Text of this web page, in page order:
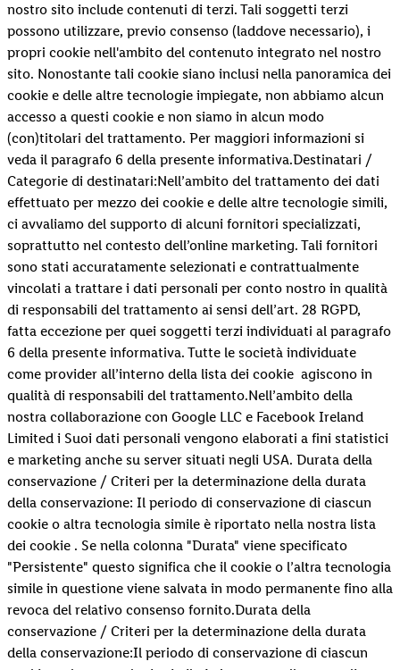
nostro sito include contenuti di terzi. Tali soggetti terzi
possono utilizzare, previo consenso (laddove necessario), i
propri cookie nell'ambito del contenuto integrato nel nostro
sito. Nonostante tali cookie siano inclusi nella panoramica dei
cookie e delle altre tecnologie impiegate, non abbiamo alcun
accesso a questi cookie e non siamo in alcun modo
(con)titolari del trattamento. Per maggiori informazioni si
veda il paragrafo 6 della presente informativa.Destinatari /
Categorie di destinatari:Nell’ambito del trattamento dei dati
effettuato per mezzo dei cookie e delle altre tecnologie simili,
ci avvaliamo del supporto di alcuni fornitori specializzati,
soprattutto nel contesto dell’online marketing. Tali fornitori
sono stati accuratamente selezionati e contrattualmente
vincolati a trattare i dati personali per conto nostro in qualità
di responsabili del trattamento ai sensi dell’art. 28 RGPD,
fatta eccezione per quei soggetti terzi individuati al paragrafo
6 della presente informativa. Tutte le società individuate
come provider all’interno della lista dei cookie agiscono in
qualità di responsabili del trattamento.Nell’ambito della
nostra collaborazione con Google LLC e Facebook Ireland
Limited i Suoi dati personali vengono elaborati a fini statistici
e marketing anche su server situati negli USA. Durata della
conservazione / Criteri per la determinazione della durata
della conservazione: Il periodo di conservazione di ciascun
cookie o altra tecnologia simile è riportato nella nostra lista
dei cookie . Se nella colonna "Durata" viene specificato
"Persistente" questo significa che il cookie o l’altra tecnologia
simile in questione viene salvata in modo permanente fino alla
revoca del relativo consenso fornito.Durata della
conservazione / Criteri per la determinazione della durata
della conservazione:Il periodo di conservazione di ciascun